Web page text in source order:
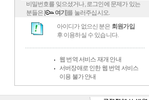
비밀번호를 잊으셨거나, 로그인에 문제가 있는
분들은 [
여기]를 눌러주십시오.
아이디가 없으신 분은 회원가입
후 이용하실 수 있습니다.
웹 번역 서비스 재개 안내
서버장애로 인한 웹 번역 서비스
이용 불가 안내